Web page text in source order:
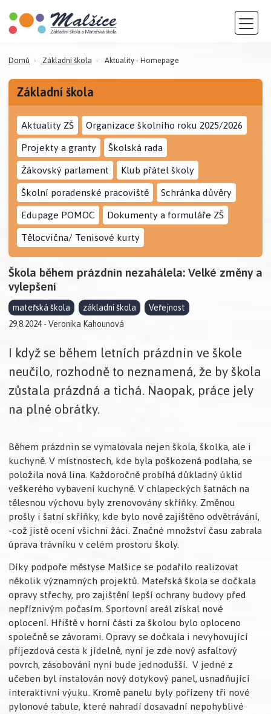
Domů Základní škola Aktuality - Homepage
Základní škola
Aktuality ZŠ Organizace školního roku 2025/2026
Projekty a granty Školská rada
Žákovský parlament Klub přátel školy
Školní poradenské pracoviště Schránka důvěry
Edupage POMOC Dokumenty a formuláře ZŠ
Tělocvična/ Tenisové kurty
Škola během prázdnin nezahálela: Velké změny a
vylepšení
mateřská škola základní škola
Veřejnost
29.8.2024 - Veronika Kahounová
I když se během letních prázdnin ve škole
neučilo, rozhodně to neznamená, že by škola
zůstala prázdná a tichá. Naopak, práce jely
na plné obrátky.
Během prázdnin se vymalovala nejen škola, školka, ale i
kuchyně. V místnostech, kde byla poškozená podlaha, se
položila nová lina. Každoročně probíhá důkladný úklid
veškerého vybavení kuchyně. V chlapeckých šatnách na
tělesnou výchovu byly zrenovovány skříňky. Změnou
prošly i šatní skříňky, kde bylo nově zajištěno odvětrávání,
-což jistě ocení všichni žáci. Značné množství času zabrala
úprava trávníku v celém prostoru školy.
Díky podpoře městyse Malšice se podařilo realizovat
několik významných projektů. Mateřská škola se dočkala
opravy střechy, pro zajištění lepší ochrany budovy před
nepříznivým počasím. Sportovní areál získal nové
oplocení. Hřiště v horní části za školou bylo oploceno
společně se závorami. Opravy se dočkala i nevyhovující
příjezdová cesta k jídelně, nyní je zde nový asfaltový
povrch, zásobování nyní bude jednodušší. V jedné z
učeben byl instalován nový dotykový panel, usnadňující
interaktivní výuku. Kromě panelu byly pořízeny tři nové
pylonové tabule, které nahradí dosavadní nepohyblivé